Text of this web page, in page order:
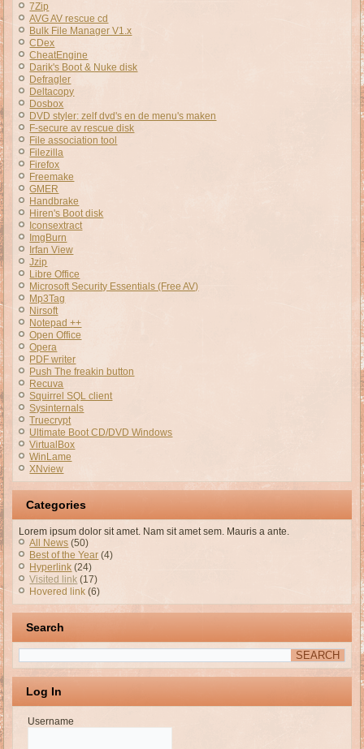
7Zip
AVG AV rescue cd
Bulk File Manager V1.x
CDex
CheatEngine
Darik's Boot & Nuke disk
Defragler
Deltacopy
Dosbox
DVD styler: zelf dvd's en de menu's maken
F-secure av rescue disk
File association tool
Filezilla
Firefox
Freemake
GMER
Handbrake
Hiren's Boot disk
Iconsextract
ImgBurn
Irfan View
Jzip
Libre Office
Microsoft Security Essentials (Free AV)
Mp3Tag
Nirsoft
Notepad ++
Open Office
Opera
PDF writer
Push The freakin button
Recuva
Squirrel SQL client
Sysinternals
Truecrypt
Ultimate Boot CD/DVD Windows
VirtualBox
WinLame
XNview
Categories
Lorem ipsum dolor sit amet. Nam sit amet sem. Mauris a ante.
All News (50)
Best of the Year (4)
Hyperlink (24)
Visited link (17)
Hovered link (6)
Search
Log In
Username